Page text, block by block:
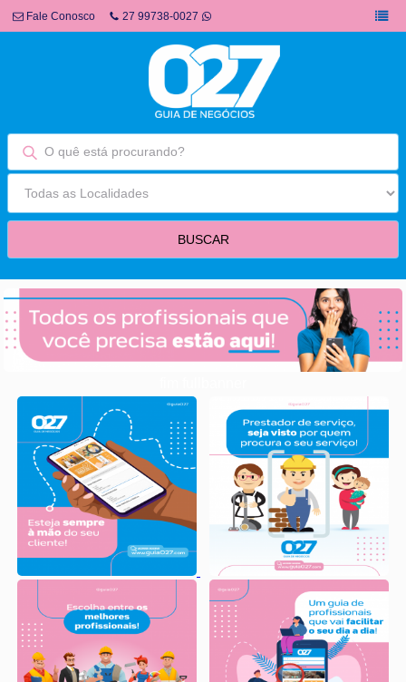
Fale Conosco 27 99738-0027